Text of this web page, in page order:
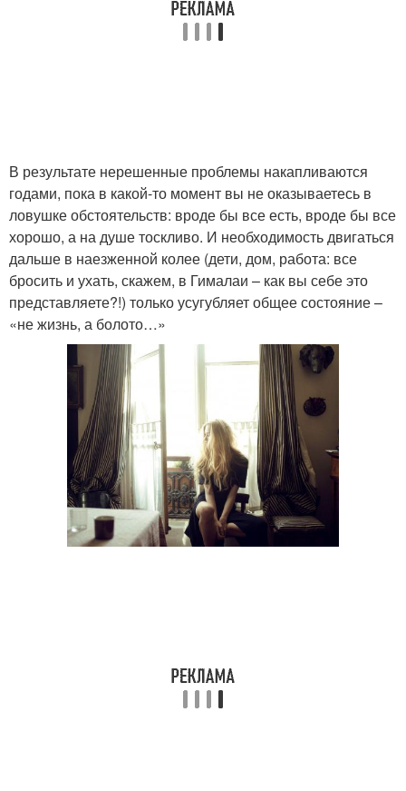
В результате нерешенные проблемы накапливаются
годами, пока в какой-то момент вы не оказываетесь в
ловушке обстоятельств: вроде бы все есть, вроде бы все
хорошо, а на душе тоскливо. И необходимость двигаться
дальше в наезженной колее (дети, дом, работа: все
бросить и ухать, скажем, в Гималаи – как вы себе это
представляете?!) только усугубляет общее состояние –
«не жизнь, а болото…»